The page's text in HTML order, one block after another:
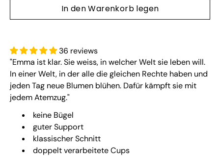
In den Warenkorb legen
36 reviews
"Emma ist klar. Sie weiss, in welcher Welt sie leben will.
In einer Welt, in der alle die gleichen Rechte haben und
jeden Tag neue Blumen blühen. Dafür kämpft sie mit
jedem Atemzug."
keine Bügel
guter Support
klassischer Schnitt
doppelt verarbeitete Cups